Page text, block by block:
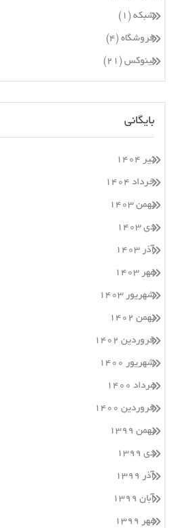
شبکه (۱)
فروشگاه (۴)
لینوکس (۲۱)
بایگانی
تیر ۱۴۰۴
خرداد ۱۴۰۴
بهمن ۱۴۰۳
دی ۱۴۰۳
آذر ۱۴۰۳
مهر ۱۴۰۳
شهریور ۱۴۰۳
بهمن ۱۴۰۲
فروردین ۱۴۰۲
شهریور ۱۴۰۰
مرداد ۱۴۰۰
فروردین ۱۴۰۰
بهمن ۱۳۹۹
دی ۱۳۹۹
آذر ۱۳۹۹
آبان ۱۳۹۹
مهر ۱۳۹۹